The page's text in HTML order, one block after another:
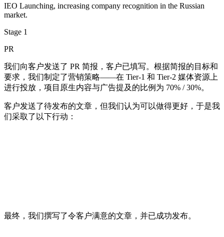
IEO Launching, increasing company recognition in the Russian
market.
Stage 1
PR
我们向客户发送了 PR 简报，客户已填写。根据简报的目标和
要求，我们制定了营销策略——在 Tier-1 和 Tier-2 媒体资源上
进行投放，项目原生内容与广告提及的比例为 70% / 30%。
客户发送了待发布的文章，但我们认为可以做得更好，于是我
们采取了以下行动：
最终，我们撰写了令客户满意的文章，并已成功发布。